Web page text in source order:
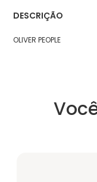
DESCRIÇÃO
OLIVER PEOPLE